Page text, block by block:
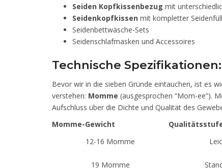
Seiden Kopfkissenbezug mit
Seidenkopfkissen mit kompletter
Seidenbettwäsche-Sets
Seidenschlafmasken und Accessoires
Technische
Bevor wir in die sieben Gründe eintauchen, ist es
verstehen: Momme (ausgesprochen “Mom-ee”).
Aufschluss über die Dichte und Qualität des
Momme-Gewicht
12-16 Momme
19 Momme